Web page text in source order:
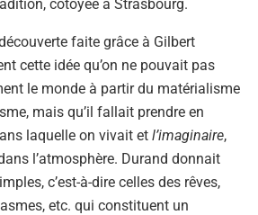
côtoyée à Strasbourg.
faite grâce à Gilbert
cette idée qu’on ne pouvait pas
le monde à partir du matérialisme
mais qu’il fallait prendre en
laquelle on vivait et l’imaginaire,
l’atmosphère. Durand donnait
c’est-à-dire celles des rêves,
etc. qui constituent un